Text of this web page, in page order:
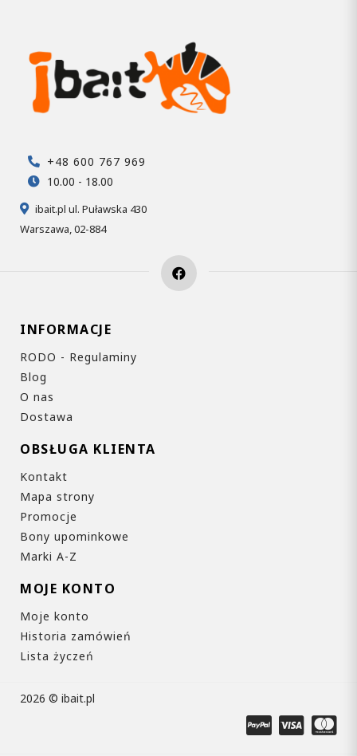
+48 600 767 969
10.00 - 18.00
ibait.pl ul. Puławska 430
Warszawa, 02-884
INFORMACJE
RODO - Regulaminy
Blog
O nas
Dostawa
OBSŁUGA KLIENTA
Kontakt
Mapa strony
Promocje
Bony upominkowe
Marki A-Z
MOJE KONTO
Moje konto
Historia zamówień
Lista życzeń
2026 © ibait.pl